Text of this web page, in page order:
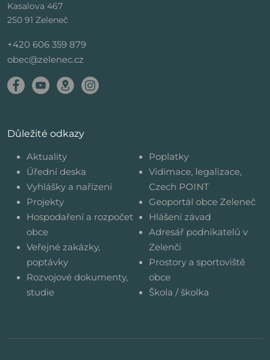
Kasalova 467
250 91 Zeleneč
+420 606 359 879
obec@zelenec.cz
Důležité odkazy
Aktuality
Úřední deska
Vyhlášky a nařízení
Projekty
Hospodaření a rozpočet
obce
Veřejné zakázky,
poptávky
Rozvojové dokumenty,
studie
Poplatky
Vidimace, legalizace,
Czech POINT
Geoportál obce Zeleneč
Hlášení závad
Adresář podnikatelů v
Zelenči
Prostory a sportoviště
obce
Škola / školka